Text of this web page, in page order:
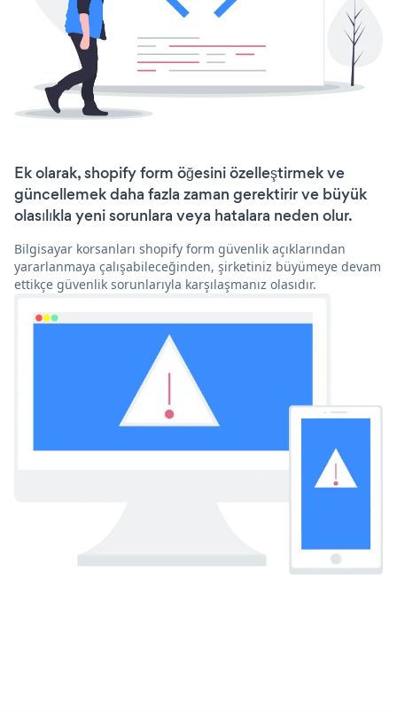
Ek olarak, shopify form öğesini özelleştirmek ve
güncellemek daha fazla zaman gerektirir ve büyük
olasılıkla yeni sorunlara veya hatalara neden olur.
Bilgisayar korsanları shopify form güvenlik açıklarından
yararlanmaya çalışabileceğinden, şirketiniz büyümeye devam
ettikçe güvenlik sorunlarıyla karşılaşmanız olasıdır.